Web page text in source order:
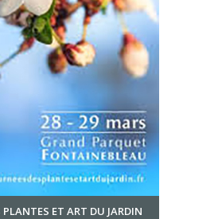
PLANTES ET ART DU JARDIN